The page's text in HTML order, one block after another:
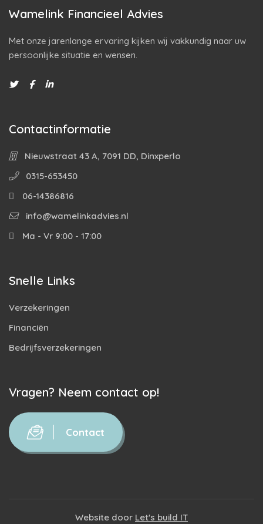
Wamelink Financieel Advies
Met onze jarenlange ervaring kijken wij vakkundig naar uw
persoonlijke situatie en wensen.
Contactinformatie
Nieuwstraat 43 A, 7091 DD, Dinxperlo
0315-653450
06-14386816
info@wamelinkadvies.nl
Ma - Vr 9:00 - 17:00
Snelle Links
Verzekeringen
Financiën
Bedrijfsverzekeringen
Vragen? Neem contact op!
Contact
Website door Let's build IT